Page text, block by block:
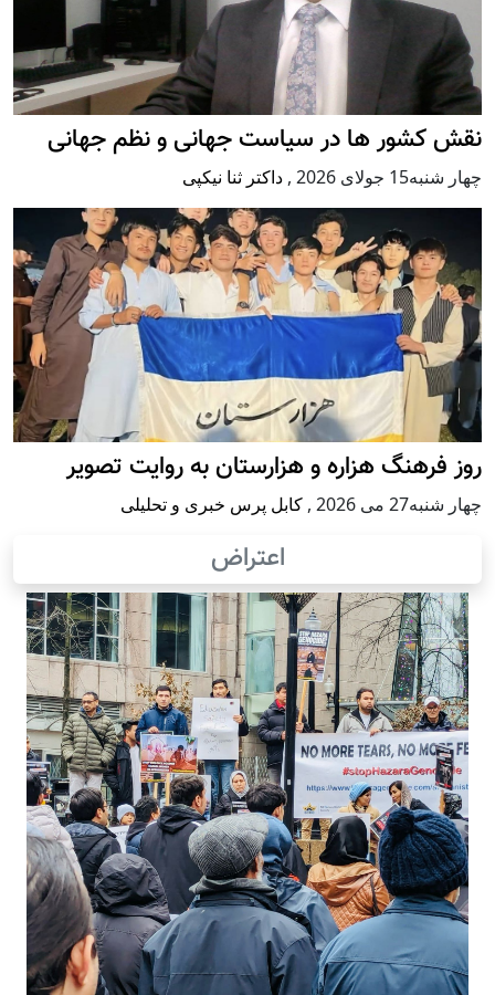
نقش کشور ها در سیاست جهانی و نظم جهانی
چهار شنبه15 جولای 2026 , داکتر ثنا نیکپی
روز فرهنگ هزاره و هزارستان به روایت تصویر
چهار شنبه27 می 2026 , کابل پرس خبری و تحلیلی
اعتراض